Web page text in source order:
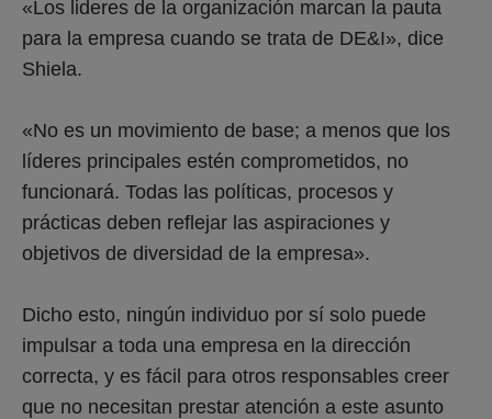
«Los lideres de la organización marcan la pauta
para la empresa cuando se trata de DE&I», dice
Shiela.
«No es un movimiento de base; a menos que los
líderes principales estén comprometidos, no
funcionará. Todas las políticas, procesos y
prácticas deben reflejar las aspiraciones y
objetivos de diversidad de la empresa».
Dicho esto, ningún individuo por sí solo puede
impulsar a toda una empresa en la dirección
correcta, y es fácil para otros responsables creer
que no necesitan prestar atención a este asunto